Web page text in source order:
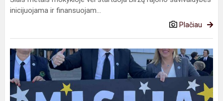
inicijuojama ir finansuojam...
Plačiau
Misija
Įmanoma